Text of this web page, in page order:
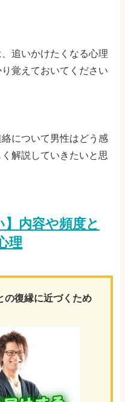
追いかけたくなる心理
覚えておいてください
について男性はどう感
解説していきたいと思
】内容や頻度と
理
の復縁に近づくため